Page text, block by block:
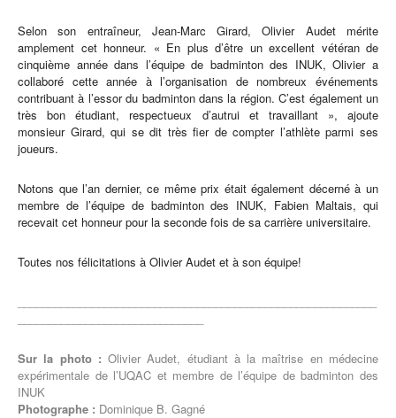
Selon son entraîneur, Jean-Marc Girard, Olivier Audet mérite
amplement cet honneur. « En plus d’être un excellent vétéran de
cinquième année dans l’équipe de badminton des INUK, Olivier a
collaboré cette année à l’organisation de nombreux événements
contribuant à l’essor du badminton dans la région. C’est également un
très bon étudiant, respectueux d’autrui et travaillant », ajoute
monsieur Girard, qui se dit très fier de compter l’athlète parmi ses
joueurs.
Notons que l’an dernier, ce même prix était également décerné à un
membre de l’équipe de badminton des INUK, Fabien Maltais, qui
recevait cet honneur pour la seconde fois de sa carrière universitaire.
Toutes nos félicitations à Olivier Audet et à son équipe!
Sur la photo :Olivier Audet, étudiant à la maîtrise en médecine
expérimentale de l’UQAC et membre de l’équipe de badminton des
INUK
Photographe : Dominique B. Gagné